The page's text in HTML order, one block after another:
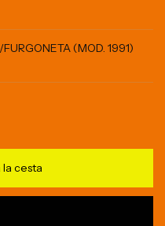
(MOD. 1991)
la cesta